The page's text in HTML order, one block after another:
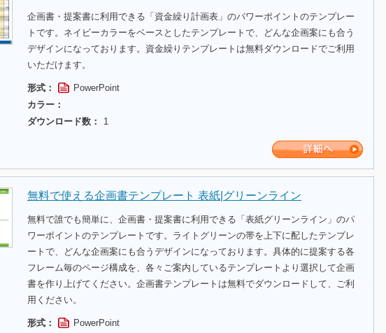
企画書・提案書に利用できる「資金繰り計画表」のパワーポイントのテンプレー
トです。ネイビーカラーをベースとしたテンプレートで、どんな企画案にも合う
デザインになっております。資金繰りテンプレートは無料ダウンロードでご利用
いただけます。
形式：
PowerPoint
カラー：
ダウンロード数：
1
無料で使える企画書テンプレート 表紙|グリーンライン
無料で誰でも簡単に、企画書・提案書に利用できる「表紙グリーンライン」のパ
ワーポイントのテンプレートです。ライトグリーンの帯を上下に配したテンプレ
ートで、どんな企画案にも合うデザインになっております。具体的に提案する各
フレーム毎のページ構成を、各々ご案内しているテンプレートより選択して企画
書を作り上げてください。企画書テンプレートは無料でダウンロードして、ご利
用ください。
形式：
PowerPoint